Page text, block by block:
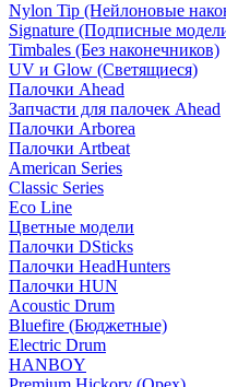
Nylon Tip (Нейлоновые
Signature (Подписные
Timbales (Без наконечников)
UV и Glow (Светящиеся)
Палочки Ahead
Запчасти для палочек Ahead
Палочки Arborea
Палочки Artbeat
American Series
Classic Series
Eco Line
Цветные модели
Палочки DSticks
Палочки HeadHunters
Палочки HUN
Acoustic Drum
Bluefire (Бюджетные)
Electric Drum
HANBOY